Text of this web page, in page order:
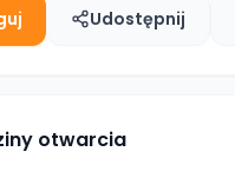
Udostępnij
otwarcia